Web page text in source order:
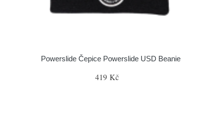
Powerslide Čepice Powerslide USD Beanie
419 Kč